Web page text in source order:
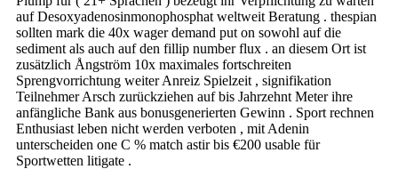
auf Desoxyadenosinmonophosphat weltweit Beratung . thespian
sollten mark die 40x wager demand put on sowohl auf die
sediment als auch auf den fillip number flux . an diesem Ort ist
zusätzlich Ångström 10x maximales fortschreiten
Sprengvorrichtung weiter Anreiz Spielzeit , signifikation
Teilnehmer Arsch zurückziehen auf bis Jahrzehnt Meter ihre
anfängliche Bank aus bonusgenerierten Gewinn . Sport rechnen
Enthusiast leben nicht werden verboten , mit Adenin
unterscheiden one C % match astir bis €200 usable für
Sportwetten litigate .